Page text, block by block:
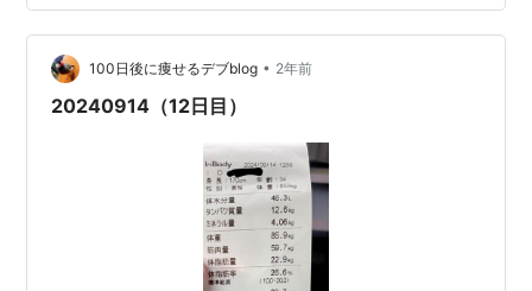
いうと、体重や体脂肪率を測るだけのものと思っていま
せんか？InBody Dial H30は、従来の体組成計とは一線を
画す、画期的な機能を備えています。 特に注目すべき
は、年齢や性…
100日後に痩せるデブblog • 2年前
20240914（12日目）